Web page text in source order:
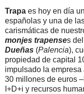
Trapa es hoy en día
españolas y una de
carismáticas de
monjes trapenses del
Dueñas (Palencia),
propiedad de capital
impulsado la
30 millones de euros
I+D+i y recursos